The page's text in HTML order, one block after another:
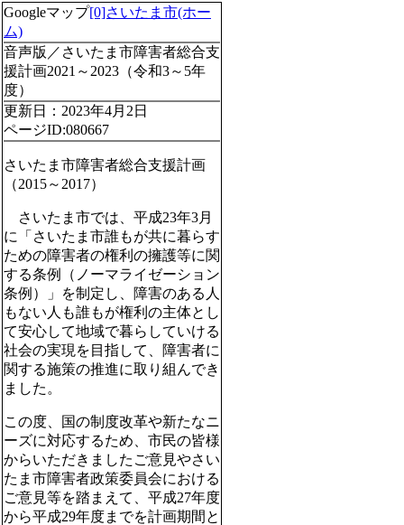
Googleマップ[0]さいたま市(ホー
ム)
音声版／さいたま市障害者総合支
援計画2021～2023（令和3～5年
度）
更新日：2023年4月2日
ページID:080667
さいたま市障害者総合支援計画
（2015～2017）
さいたま市では、平成23年3月
に「さいたま市誰もが共に暮らす
ための障害者の権利の擁護等に関
する条例（ノーマライゼーション
条例）」を制定し、障害のある人
もない人も誰もが権利の主体とし
て安心して地域で暮らしていける
社会の実現を目指して、障害者に
関する施策の推進に取り組んでき
ました。
この度、国の制度改革や新たなニ
ーズに対応するため、市民の皆様
からいただきましたご意見やさい
たま市障害者政策委員会における
ご意見等を踏まえて、平成27年度
から平成29年度までを計画期間と